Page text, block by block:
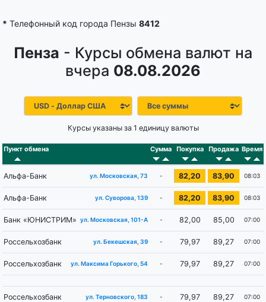
* Телефонный код города Пензы 8412
Пенза - Курсы обмена валют на
вчера 08.08.2026
Курсы указаны за 1 единицу валюты
Пункт обмена Сумма Покупка Продажа Время
Альфа-Банк ул. Московская, 73 - 82,20 83,90 08:03
Альфа-Банк ул. Суворова, 139 - 82,20 83,90 08:03
Банк «ЮНИСТРИМ» ул. Московская, 101-А - 82,00 85,00 07:00
Россельхозбанк ул. Бекешская, 39 - 79,97 89,27 07:00
Россельхозбанк ул. Максима Горького, 54 - 79,97 89,27 07:00
Россельхозбанк ул. Терновского, 183 - 79,97 89,27 07:00